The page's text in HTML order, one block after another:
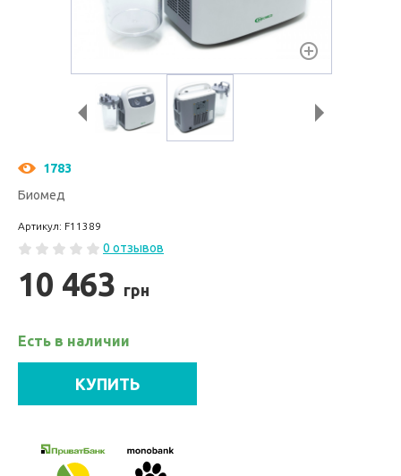
1783
Биомед
Артикул: F11389
0 отзывов
10 463 грн
Есть в наличии
КУПИТЬ